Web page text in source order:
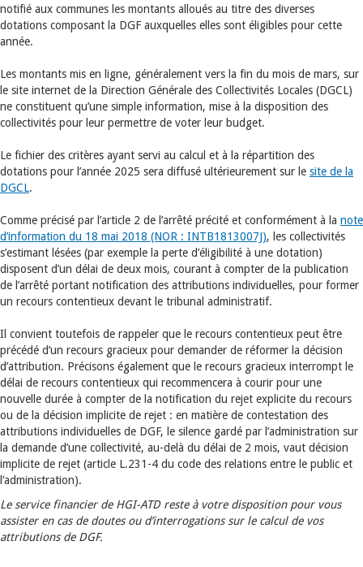
notifié aux communes les montants alloués au titre des diverses
dotations composant la DGF auxquelles elles sont éligibles pour cette
année.
Les montants mis en ligne, généralement vers la fin du mois de mars, sur
le site internet de la Direction Générale des Collectivités Locales (DGCL)
ne constituent qu’une simple information, mise à la disposition des
collectivités pour leur permettre de voter leur budget.
Le fichier des critères ayant servi au calcul et à la répartition des
dotations pour l’année 2025 sera diffusé ultérieurement sur le site de la
DGCL.
Comme précisé par l’article 2 de l’arrêté précité et conformément à la note
d’information du 18 mai 2018 (NOR : INTB1813007J), les collectivités
s’estimant lésées (par exemple la perte d’éligibilité à une dotation)
disposent d’un délai de deux mois, courant à compter de la publication
de l’arrêté portant notification des attributions individuelles, pour former
un recours contentieux devant le tribunal administratif.
Il convient toutefois de rappeler que le recours contentieux peut être
précédé d’un recours gracieux pour demander de réformer la décision
d’attribution. Précisons également que le recours gracieux interrompt le
délai de recours contentieux qui recommencera à courir pour une
nouvelle durée à compter de la notification du rejet explicite du recours
ou de la décision implicite de rejet : en matière de contestation des
attributions individuelles de DGF, le silence gardé par l’administration sur
la demande d’une collectivité, au-delà du délai de 2 mois, vaut décision
implicite de rejet (article L.231-4 du code des relations entre le public et
l’administration).
Le service financier de HGI-ATD reste à votre disposition pour vous
assister en cas de doutes ou d’interrogations sur le calcul de vos
attributions de DGF.